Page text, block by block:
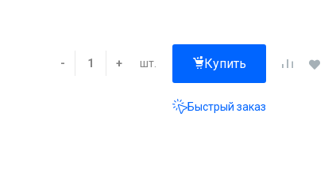
- + шт. Купить
Быстрый заказ